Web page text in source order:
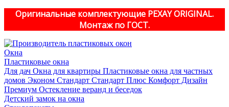
Оригинальные комплектующие PEXAY ORIGINAL.
Монтаж по ГОСТ.
Окна
Пластиковые окна
Для дач Окна для квартиры Пластиковые окна для частных
домов Эконом Стандарт Стандарт Плюс Комфорт Дизайн
Премиум Остекление веранд и беседок
Детский замок на окна